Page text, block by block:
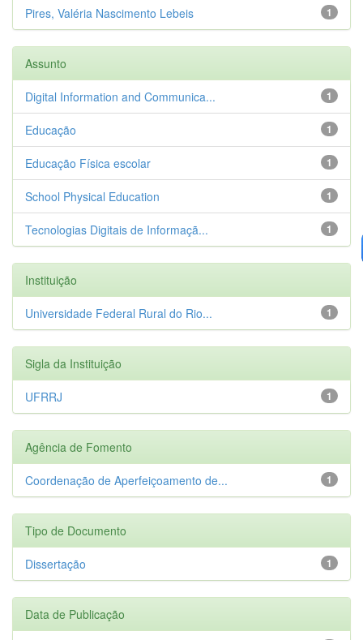
1
Pires, Valéria Nascimento Lebeis
Assunto
1
Digital Information and Communica...
1
Educação
1
Educação Física escolar
1
School Physical Education
1
Tecnologias Digitais de Informaçã...
Instituição
1
Universidade Federal Rural do Rio...
Sigla da Instituição
1
UFRRJ
Agência de Fomento
1
Coordenação de Aperfeiçoamento de...
Tipo de Documento
1
Dissertação
Data de Publicação